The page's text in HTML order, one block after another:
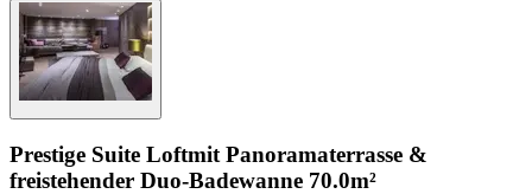
Prestige Suite Loftmit Panoramaterrasse &
freistehender Duo-Badewanne 70.0m²